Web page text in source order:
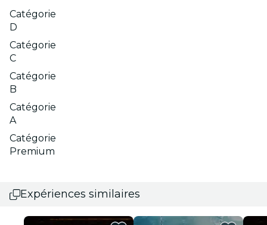
Catégorie
D
Catégorie
C
Catégorie
B
Catégorie
A
Catégorie
Premium
Expériences similaires